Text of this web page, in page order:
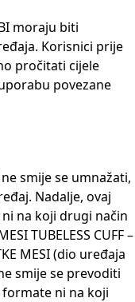
moraju biti
Korisnici prije
pročitati cijele
povezane
smije se umnažati,
Nadalje, ovaj
na koji drugi način
TUBELESS CUFF –
MESI (dio uređaja
smije se prevoditi
ni na koji